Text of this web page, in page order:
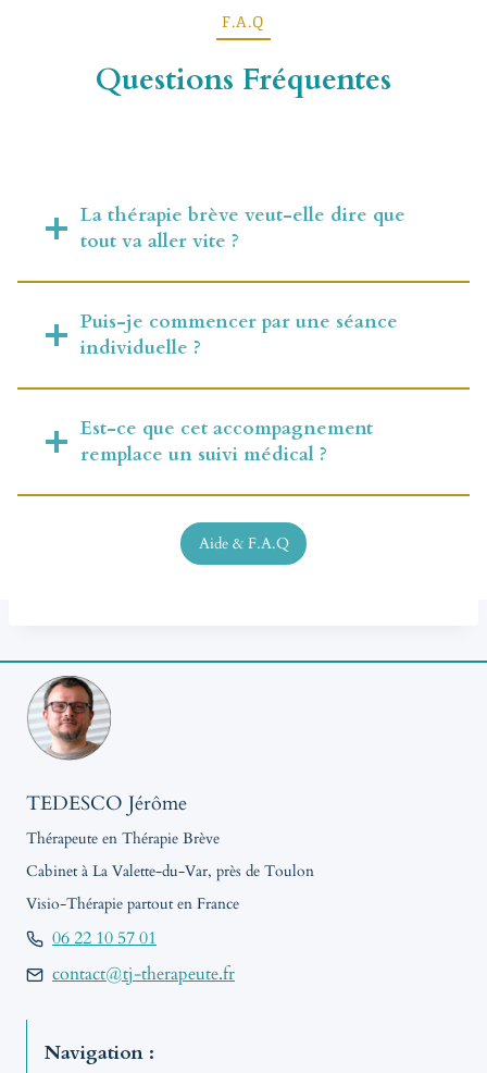
F.A.Q
Questions Fréquentes
La thérapie brève veut-elle dire que
tout va aller vite ?
Puis-je commencer par une séance
individuelle ?
Est-ce que cet accompagnement
remplace un suivi médical ?
Aide & F.A.Q
TEDESCO Jérôme
Thérapeute en Thérapie Brève
Cabinet à La Valette-du-Var, près de Toulon
Visio-Thérapie partout en France
06 22 10 57 01
contact@tj-therapeute.fr
Navigation :